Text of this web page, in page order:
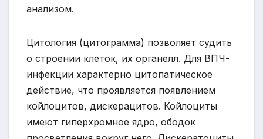
анализом.
Цитология (цитограмма) позволяет судить
о строении клеток, их органелл. Для ВПЧ-
инфекции характерно цитопатическое
действие, что проявляется появлением
койлоцитов, дискерацитов. Койлоциты
имеют гиперхромное ядро, ободок